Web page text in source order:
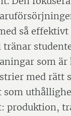
så
som
med rätt
produktion,